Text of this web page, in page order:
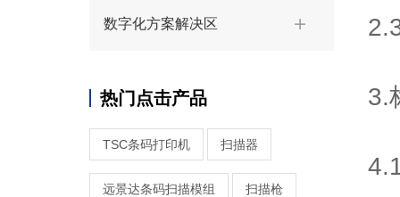
数字化方案解决区
热门点击产品
TSC条码打印机 扫描器
远景达条码扫描模组 扫描枪
3.